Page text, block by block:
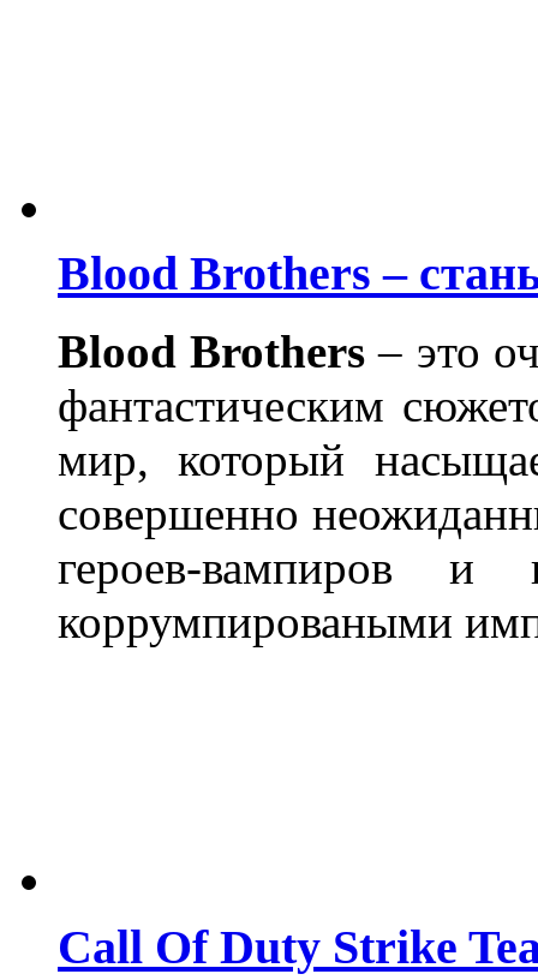
Blood Brothers –
Blood Brothers – это
фантастическим
мир, который
совершенно
героев-вампиров
коррумпироваными
Call Of Duty Strike